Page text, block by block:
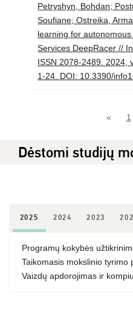
Petryshyn, Bohdan;
Soufiane; Ostreika,
learning for
Services DeepRacer //
ISSN 2078-2489. 2024,
1-24. DOI: 10.3390/
« 1
Dėstomi studijų
2025 2024 2023
Programų kokybės
Taikomasis mokslinio tyrimo
Vaizdų apdorojimas ir